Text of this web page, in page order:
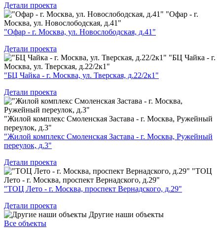
Детали проекта
"Офар - г.
Москва, ул. Новослободская, д.41"
"Офар - г. Москва, ул. Новослободская, д.41"
Детали проекта
"БЦ Чайка - г.
Москва, ул. Тверская, д.22/2к1"
"БЦ Чайка - г. Москва, ул. Тверская, д.22/2к1"
Детали проекта
"Жилой комплекс Смоленская Застава - г. Москва, Ружейный
переулок, д.3"
"Жилой комплекс Смоленская Застава - г. Москва, Ружейный
переулок, д.3"
Детали проекта
"ТОЦ
Лето - г. Москва, проспект Вернадского, д.29"
"ТОЦ Лето - г. Москва, проспект Вернадского, д.29"
Детали проекта
Другие наши объекты
Все объекты